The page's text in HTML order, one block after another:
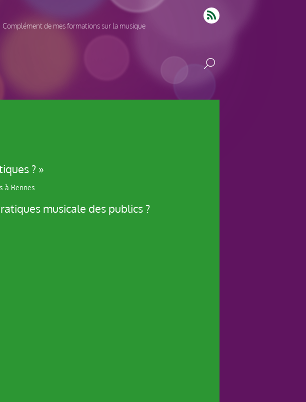
Complément de mes formations sur la musique
? »
à Rennes
musicale des publics ?